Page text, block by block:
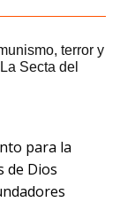
para la
de Dios